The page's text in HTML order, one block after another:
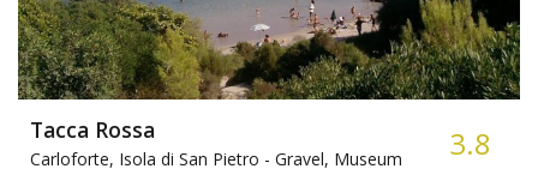
Tacca Rossa
Carloforte, Isola di San Pietro - Gravel, Museum 3.8